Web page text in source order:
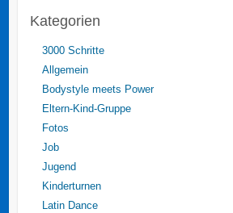
Kategorien
3000 Schritte
Allgemein
Bodystyle meets Power
Eltern-Kind-Gruppe
Fotos
Job
Jugend
Kinderturnen
Latin Dance